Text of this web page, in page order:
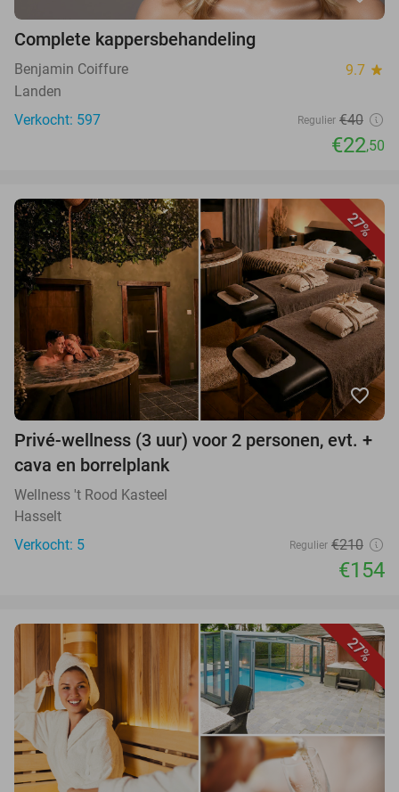
Complete kappersbehandeling
Benjamin Coiffure 9.7 star
Landen
Verkocht: 597
Regulier €40
€22,50
27%
favorite_border
Privé-wellness (3 uur) voor 2 personen, evt. +
cava en borrelplank
Wellness 't Rood Kasteel
Hasselt
Verkocht: 5
Regulier €210
€154
27%